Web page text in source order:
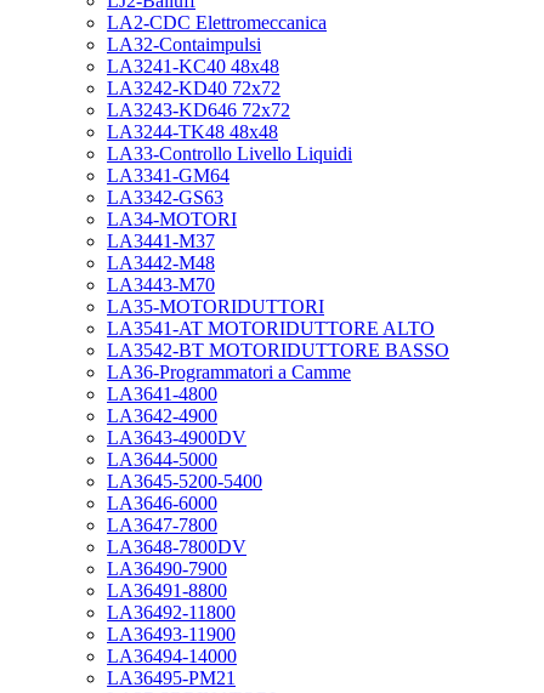
LA2-CDC Elettromeccanica
LA32-Contaimpulsi
LA3241-KC40 48x48
LA3242-KD40 72x72
LA3243-KD646 72x72
LA3244-TK48 48x48
LA33-Controllo Livello Liquidi
LA3341-GM64
LA3342-GS63
LA34-MOTORI
LA3441-M37
LA3442-M48
LA3443-M70
LA35-MOTORIDUTTORI
LA3541-AT MOTORIDUTTORE ALTO
LA3542-BT MOTORIDUTTORE BASSO
LA36-Programmatori a Camme
LA3641-4800
LA3642-4900
LA3643-4900DV
LA3644-5000
LA3645-5200-5400
LA3646-6000
LA3647-7800
LA3648-7800DV
LA36490-7900
LA36491-8800
LA36492-11800
LA36493-11900
LA36494-14000
LA36495-PM21